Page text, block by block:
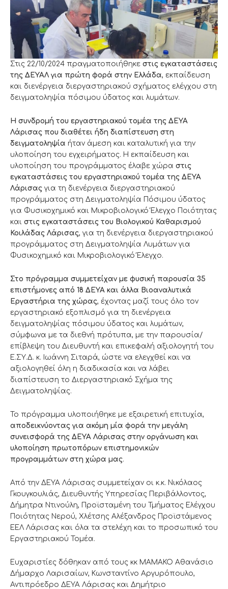
Στις 22/10/2024 πραγματοποιήθηκε στις εγκαταστάσεις
της ΔΕΥΑΛ για πρώτη φορά στην Ελλάδα, εκπαίδευση
και διενέργεια διεργαστηριακού σχήματος ελέγχου στη
δειγματοληψία πόσιμου ύδατος και λυμάτων.
Η συνδρομή του εργαστηριακού τομέα της ΔΕΥΑ
Λάρισας που διαθέτει ήδη διαπίστευση στη
δειγματοληψία ήταν άμεση και καταλυτική για την
υλοποίηση του εγχειρήματος. Η εκπαίδευση και
υλοποίηση του προγράμματος έλαβε χώρα στις
εγκαταστάσεις του εργαστηριακού τομέα της ΔΕΥΑ
Λάρισας για τη διενέργεια διεργαστηριακού
προγράμματος στη Δειγματοληψία Πόσιμου ύδατος
για Φυσικοχημικό και Μικροβιολογικό Έλεγχο Ποιότητας
και στις εγκαταστάσεις του Βιολογικού Καθαρισμού
Κοιλάδας Λάρισας, για τη διενέργεια διεργαστηριακού
προγράμματος στη Δειγματοληψία Λυμάτων για
Φυσικοχημικό και Μικροβιολογικό Έλεγχο.
Στο πρόγραμμα συμμετείχαν με φυσική παρουσία 35
επιστήμονες από 18 ΔΕΥΑ και άλλα Βιοαναλυτικά
Εργαστήρια της χώρας, έχοντας μαζί τους όλο τον
εργαστηριακό εξοπλισμό για τη διενέργεια
δειγματοληψίας πόσιμου ύδατος και λυμάτων,
σύμφωνα με τα διεθνή πρότυπα, με την παρουσία/
επίβλεψη του Διευθυντή και επικεφαλή αξιολογητή του
Ε.ΣΥ.Δ. κ. Ιωάννη Σιταρά, ώστε να ελεγχθεί και να
αξιολογηθεί όλη η διαδικασία και να λάβει
διαπίστευση το Διεργαστηριακό Σχήμα της
Δειγματοληψίας.
Το πρόγραμμα υλοποιήθηκε με εξαιρετική επιτυχία,
αποδεικνύοντας για ακόμη μία φορά την μεγάλη
συνεισφορά της ΔΕΥΑ Λάρισας στην οργάνωση και
υλοποίηση πρωτοπόρων επιστημονικών
προγραμμάτων στη χώρα μας.
Από την ΔΕΥΑ Λάρισας συμμετείχαν οι κ.κ. Νικόλαος
Γκουγκουλιάς, Διευθυντής Υπηρεσίας Περιβάλλοντος,
Δήμητρα Ντινούλη, Προϊσταμένη του Τμήματος Ελέγχου
Ποιότητας Νερού, Χλέτσης Αλέξανδρος Προϊστάμενος
ΕΕΛ Λάρισας και όλα τα στελέχη και το προσωπικό του
Εργαστηριακού Τομέα.
Ευχαριστίες δόθηκαν από τους κκ ΜΑΜΑΚΟ Αθανάσιο
Δήμαρχο Λαρισαίων, Κωνσταντίνο Αργυρόπουλο,
Αντιπρόεδρο ΔΕΥΑ Λάρισας και Δημήτριο